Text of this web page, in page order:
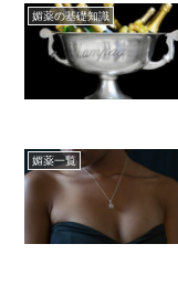
媚薬の基礎知識
媚薬一覧